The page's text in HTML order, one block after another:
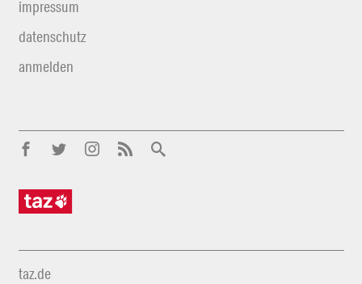
impressum
datenschutz
anmelden
taz.de